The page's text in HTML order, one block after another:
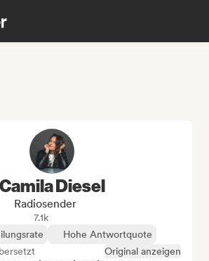
Camila Diesel
Radiosender
7.1k
Hohe Antwortquote
Original anzeigen